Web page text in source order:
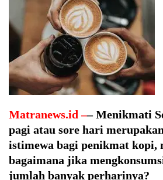
Matranews.id –– Menikmati
pagi atau sore hari
istimewa bagi penikmat kopi,
bagaimana jika
jumlah banyak perharinya?